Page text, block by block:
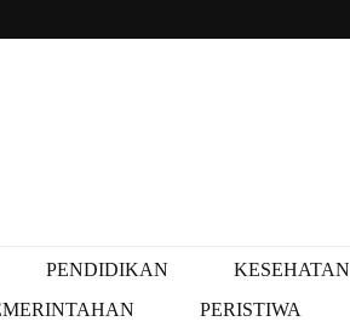
PENDIDIKAN
KESEHATAN
PERISTIWA